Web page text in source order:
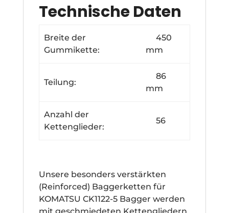
Technische Daten
Breite der
Gummikette:
450
mm
Teilung:
86
mm
Anzahl der
Kettenglieder:
56
Unsere besonders verstärkten
(Reinforced) Baggerketten für
KOMATSU CK1122-5 Bagger werden
mit geschmiedeten Kettengliedern